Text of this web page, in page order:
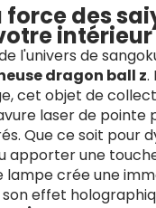
force des
intérieur
l'univers de
dragon ball z.
cet objet de
laser de pointe
Que ce soit pour
apporter une
crée une
effet